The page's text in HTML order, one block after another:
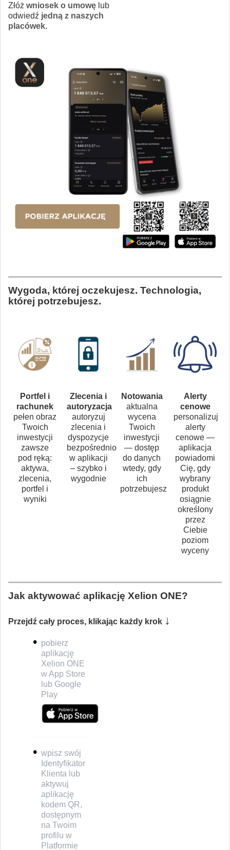
Złóż wniosek o umowę lub
odwiedź jedną z naszych
placówek.
Wygoda, której oczekujesz. Technologia,
której potrzebujesz.
Portfel i
rachunek
pełen obraz
Twoich
inwestycji
zawsze
pod ręką:
aktywa,
zlecenia,
portfel i
wyniki
Zlecenia i
autoryzacja
autoryzuj
zlecenia i
dyspozycje
bezpośrednio
w aplikacji
– szybko i
wygodnie
Notowania
aktualna
wycena
Twoich
inwestycji
— dostęp
do danych
wtedy, gdy
ich
potrzebujesz
Alerty
cenowe
personalizuj
alerty
cenowe —
aplikacja
powiadomi
Cię, gdy
wybrany
produkt
osiągnie
określony
przez
Ciebie
poziom
wyceny
Jak aktywować aplikację Xelion ONE?
Przejdź cały proces, klikając każdy krok ↓
• pobierz
aplikację
Xelion ONE
w App Store
lub Google
Play
• wpisz swój
Identyfikator
Klienta lub
aktywuj
aplikację
kodem QR,
dostępnym
na Twoim
profilu w
Platformie